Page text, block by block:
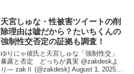
あって、作者は「橋本悠」氏。ところ
が、この作者名は「池...
天宮しゅな・性被害ツイートの削
除理由は嘘だから？たいちくんの
強制性交否定の証拠も調査！
ゆりにゃ彼氏と天宮しゅな「強制性交」
暴露と否定 どっちが真実 @zakdeskよ
り— zakⅡ (@zakdesk) August 1, 2025 8